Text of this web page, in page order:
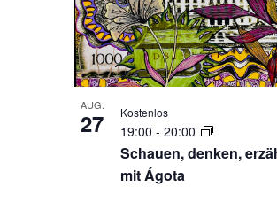
AUG.
27
Schauen, denken,
mit Ágota
19:00 - 20:00
Kostenlos